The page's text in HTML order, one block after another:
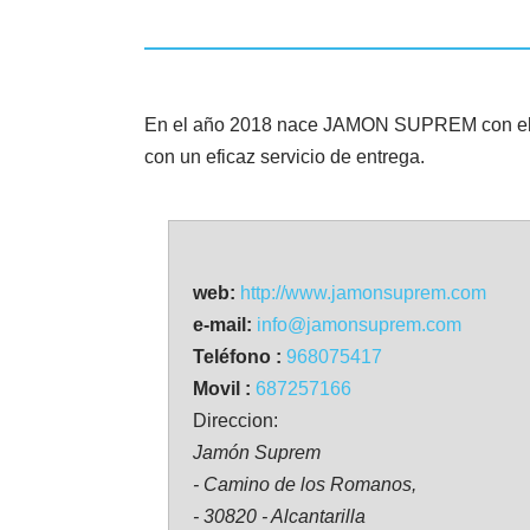
En el año 2018 nace JAMON SUPREM con
con un eficaz servicio de entrega.
web: http://www.jamonsuprem.com
e-mail: info@jamonsuprem.com
Teléfono : 968075417
Movil : 687257166
Direccion:
Jamón Suprem
- Camino de los Romanos,
- 30820 - Alcantarilla